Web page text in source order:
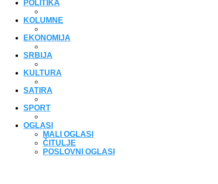
POLITIKA
KOLUMNE
EKONOMIJA
SRBIJA
KULTURA
SATIRA
SPORT
OGLASI
MALI OGLASI
ČITULJE
POSLOVNI OGLASI